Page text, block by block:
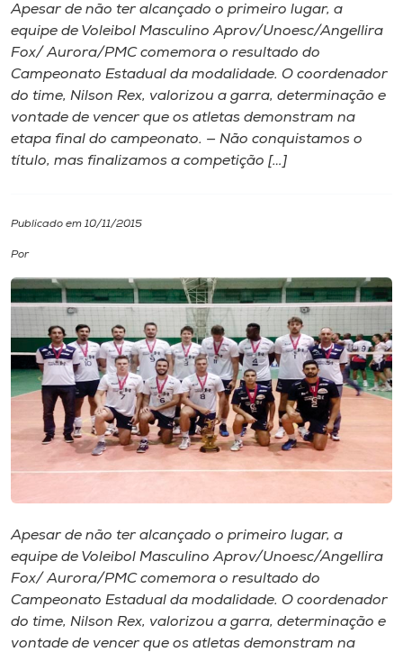
Internacionalização
I.nova
Diplomados
Biblioteca
Editora
Rádio
Museu
Unoesc
Store
Selecione
Apesar de não ter alcançado o primeiro lugar, a
equipe de Voleibol Masculino Aprov/Unoesc/Angellira
Fox/ Aurora/PMC comemora o resultado do
Campeonato Estadual da modalidade. O coordenador
do time, Nilson Rex, valorizou a garra, determinação e
vontade de vencer que os atletas demonstram na
etapa final do campeonato. — Não conquistamos o
título, mas finalizamos a competição […]
Publicado em 10/11/2015
Por
Apesar de não ter alcançado o primeiro lugar, a
equipe de Voleibol Masculino Aprov/Unoesc/Angellira
Fox/ Aurora/PMC comemora o resultado do
Campeonato Estadual da modalidade. O coordenador
do time, Nilson Rex, valorizou a garra, determinação e
vontade de vencer que os atletas demonstram na